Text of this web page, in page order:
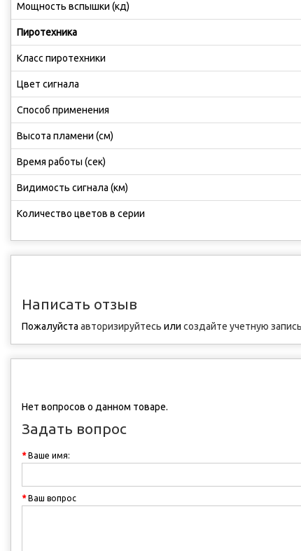
Мощность вспышки (кд)
Пиротехника
Класс пиротехники
Цвет сигнала
Способ применения
Высота пламени (см)
Время работы (сек)
Видимость сигнала (км)
Количество цветов в серии
Написать отзыв
Пожалуйста авторизируйтесь или создайте учетную запись
Нет вопросов о данном товаре.
Задать вопрос
Ваше имя:
Ваш вопрос